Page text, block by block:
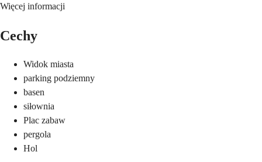
Więcej informacji
Cechy
Widok miasta
parking podziemny
basen
siłownia
Plac zabaw
pergola
Hol